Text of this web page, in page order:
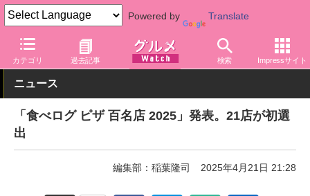
Powered by Translate
カテゴリ 過去記事 検索 Impressサイト
グルメ Watch サービス オンライン予約 食べログ
ニュース
「食べログ ピザ 百名店 2025」発表。21店が初選
出
編集部：稲葉隆司 2025年4月21日 21:28